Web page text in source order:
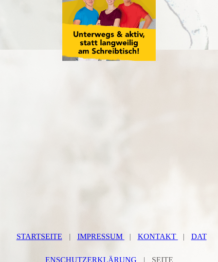
STARTSEITE | IMPRESSUM | KONTAKT | DAT
ENSCHUTZERKLÄRUNG | SEITE